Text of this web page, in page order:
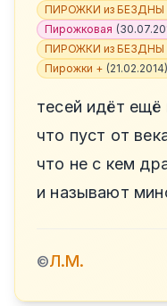
ПИРОЖКИ из БЕЗДНЫ
Пирожковая (
ПИРОЖКИ из БЕЗДНЫ
Пирожки + (21.02.2014)
тесей идёт ещё
что пуст от
что не с кем
и называют
©Л.М.